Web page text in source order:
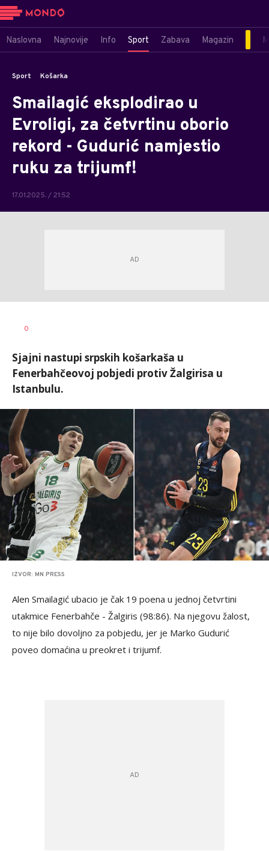
Naslovna Najnovije Info Sport Zabava Magazin
Sport Košarka
Smailagić eksplodirao u
Evroligi, za četvrtinu oborio
rekord - Gudurić namjestio
ruku za trijumf!
17.01.2025. / 21:52
AUTOR
0
Sjajni nastupi srpskih košarkaša u
Fenerbahčeovoj pobjedi protiv Žalgirisa u
Istanbulu.
IZVOR: MN PRESS
Alen Smailagić ubacio je čak 19 poena u jednoj četvrtini
utakmice Fenerbahče - Žalgiris (98:86). Na njegovu žalost,
to nije bilo dovoljno za pobjedu, jer je Marko Gudurić
poveo domaćina u preokret i trijumf.